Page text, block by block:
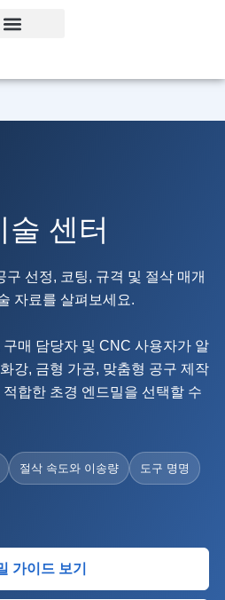
술 센터
구 선정, 코팅, 규격 및 절삭 매개
자료를 살펴보세요.
매 담당자 및 CNC 사용자가 알
강, 금형 가공, 맞춤형 공구 제작
합한 초경 엔드밀을 선택할 수
절삭 속도와 이송량 도구 명명
가이드 보기